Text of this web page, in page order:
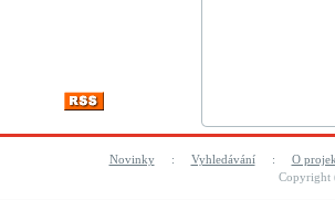
Novinky: Vyhledávání: O
Copyright